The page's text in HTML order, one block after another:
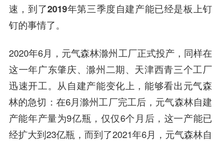
速，到了2019年第三季度自建产能已经是板上钉
钉的事情了。
2020年6月，元气森林滁州工厂正式投产，同样在
这一年广东肇庆、滁州二期、天津西青三个工厂
迅速开工。从自建产能变化上，能够看出元气森
林的急切：在6月滁州工厂完工后，元气森林自建
产能年产量为9亿瓶，仅仅6个月后，这一产能已
经扩大到23亿瓶，而到了2021年6月，元气森林自